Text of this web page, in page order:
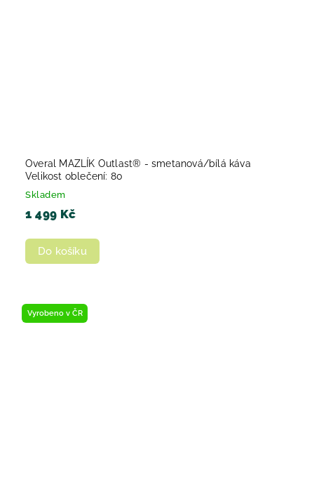
Overal MAZLÍK Outlast® - smetanová/bílá káva
Velikost oblečení: 80
Skladem
1 499 Kč
Do košíku
Vyrobeno v ČR